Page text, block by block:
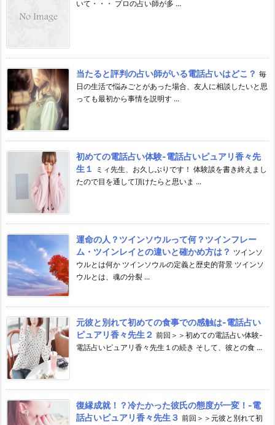
いて・・・ プロの占い師が多 ...
当たると評判の占い師がいる電話占いはどこ？ 毎
日の生活で悩みごとがあった場合、友人に相談したいと思
っても最初から事情を説明す ...
初めての電話占い体験-電話占いピュアリ香々先
生１
ミィ先生、お久しぶりです！ 体験談を書き終えまし
たので目を通して頂けたらと思いま ...
運命の人？ツインソウルって何？ツインフレー
ム・ツインレイとの違いと確かめ方は？ ツインソ
ウルとは何か ツインソウルの定義と歴史的背景 ツインソ
ウルとは、魂の分裂 ...
元彼と別れて初めての食事での感触は-電話占い
ピュアリ香々先生２ 前回＞＞初めての電話占い体験-
電話占いピュアリ香々先生１の続き そして、彼との食 ...
復縁成就！？冷たかった彼氏の態度が一変！-電
話占いピュアリ香々先生３ 前回＞＞元彼と別れて初